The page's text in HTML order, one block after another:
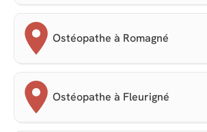
Ostéopathe à Romagné
Ostéopathe à Fleurigné